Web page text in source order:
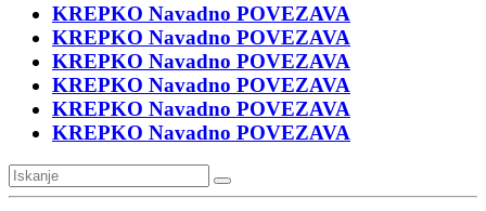
KREPKO Navadno POVEZAVA
KREPKO Navadno POVEZAVA
KREPKO Navadno POVEZAVA
KREPKO Navadno POVEZAVA
KREPKO Navadno POVEZAVA
KREPKO Navadno POVEZAVA